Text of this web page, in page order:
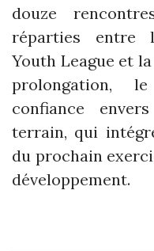
douze
réparties entre
Youth League et
prolongation,
confiance
terrain, qui
du prochain
développement.